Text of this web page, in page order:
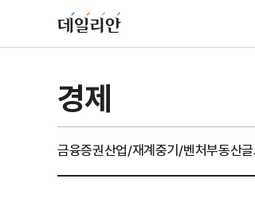
경제
금융증권산업/재계중기/벤처부동산